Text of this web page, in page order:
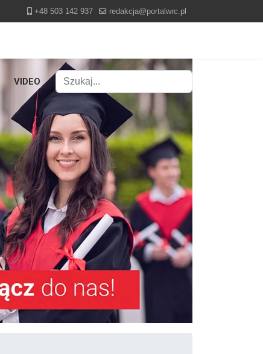
+48 503 142 937 redakcja@portalwrc.pl
VIDEO
Szukaj
Type 2 or more characters for results.